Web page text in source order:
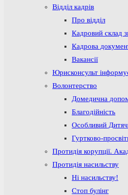
Відділ кадрів
Про відділ
Кадровий склад
Кадрова
Вакансії
Юрисконсульт
Волонтерство
Домедична
Благодійність
Особливий
Гуртково-
Протидія корупції.
Протидія насильству
Ні насильству!
Стоп булінг